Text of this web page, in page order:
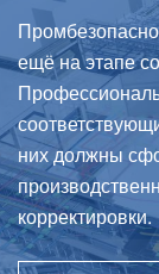
ещё на этапе
них должны
корректировки.